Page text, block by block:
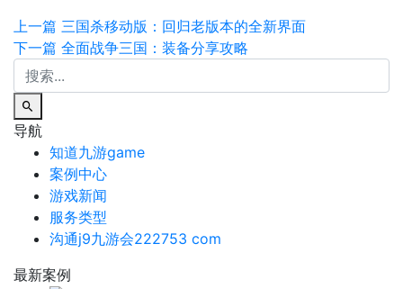
上一篇 三国杀移动版：回归老版本的全新界面
下一篇 全面战争三国：装备分享攻略
导航
知道九游game
案例中心
游戏新闻
服务类型
沟通j9九游会222753 com
最新案例